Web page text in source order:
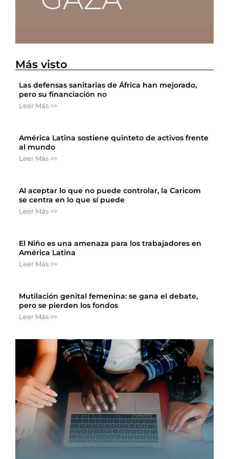
Más visto
Las defensas sanitarias de África han mejorado,
pero su financiación no
Leer Más >>
América Latina sostiene quinteto de activos frente
al mundo
Leer Más >>
Al aceptar lo que no puede controlar, la Caricom
se centra en lo que sí puede
Leer Más >>
El Niño es una amenaza para los trabajadores en
América Latina
Leer Más >>
Mutilación genital femenina: se gana el debate,
pero se pierden los fondos
Leer Más >>